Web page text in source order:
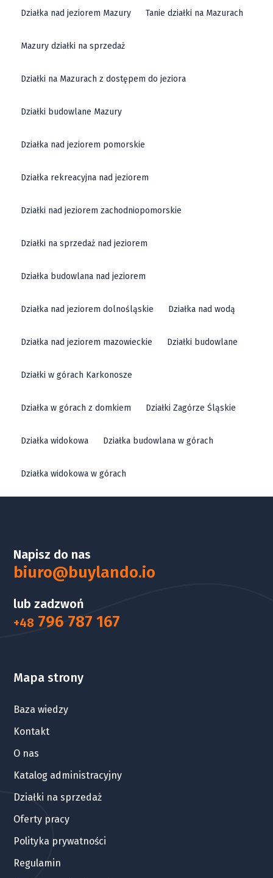
Działka nad jeziorem Mazury Tanie działki na Mazurach
Mazury działki na sprzedaż
Działki na Mazurach z dostępem do jeziora
Działki budowlane Mazury
Działka nad jeziorem pomorskie
Działka rekreacyjna nad jeziorem
Działki nad jeziorem zachodniopomorskie
Działki na sprzedaż nad jeziorem
Działka budowlana nad jeziorem
Działka nad jeziorem dolnośląskie Działka nad wodą
Działka nad jeziorem mazowieckie Działki budowlane
Działki w górach Karkonosze
Działka w górach z domkiem Działki Zagórze Śląskie
Działka widokowa Działka budowlana w górach
Działka widokowa w górach
Napisz do nas
biuro@buylando.io
lub zadzwoń
+48 796 787 167
Mapa strony
Baza wiedzy
Kontakt
O nas
Katalog administracyjny
Działki na sprzedaż
Oferty pracy
Polityka prywatności
Regulamin